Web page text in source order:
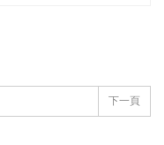
下一頁